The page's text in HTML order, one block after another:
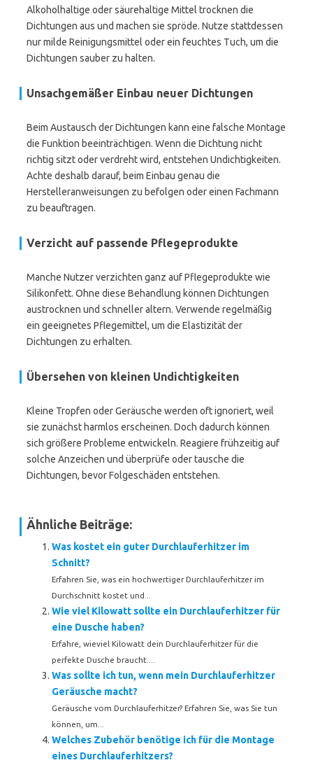
Alkoholhaltige oder säurehaltige Mittel trocknen die
Dichtungen aus und machen sie spröde. Nutze stattdessen
nur milde Reinigungsmittel oder ein feuchtes Tuch, um die
Dichtungen sauber zu halten.
Unsachgemäßer Einbau neuer Dichtungen
Beim Austausch der Dichtungen kann eine falsche Montage
die Funktion beeinträchtigen. Wenn die Dichtung nicht
richtig sitzt oder verdreht wird, entstehen Undichtigkeiten.
Achte deshalb darauf, beim Einbau genau die
Herstelleranweisungen zu befolgen oder einen Fachmann
zu beauftragen.
Verzicht auf passende Pflegeprodukte
Manche Nutzer verzichten ganz auf Pflegeprodukte wie
Silikonfett. Ohne diese Behandlung können Dichtungen
austrocknen und schneller altern. Verwende regelmäßig
ein geeignetes Pflegemittel, um die Elastizität der
Dichtungen zu erhalten.
Übersehen von kleinen Undichtigkeiten
Kleine Tropfen oder Geräusche werden oft ignoriert, weil
sie zunächst harmlos erscheinen. Doch dadurch können
sich größere Probleme entwickeln. Reagiere frühzeitig auf
solche Anzeichen und überprüfe oder tausche die
Dichtungen, bevor Folgeschäden entstehen.
Ähnliche Beiträge:
Was kostet ein guter Durchlauferhitzer im
Schnitt?
Erfahren Sie, was ein hochwertiger Durchlauferhitzer im
Durchschnitt kostet und...
Wie viel Kilowatt sollte ein Durchlauferhitzer für
eine Dusche haben?
Erfahre, wieviel Kilowatt dein Durchlauferhitzer für die
perfekte Dusche braucht....
Was sollte ich tun, wenn mein Durchlauferhitzer
Geräusche macht?
Geräusche vom Durchlauferhitzer? Erfahren Sie, was Sie tun
können, um...
Welches Zubehör benötige ich für die Montage
eines Durchlauferhitzers?